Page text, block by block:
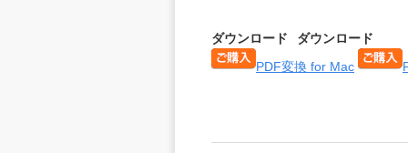
ダウンロード
ダウンロード
PDF変換 for Mac